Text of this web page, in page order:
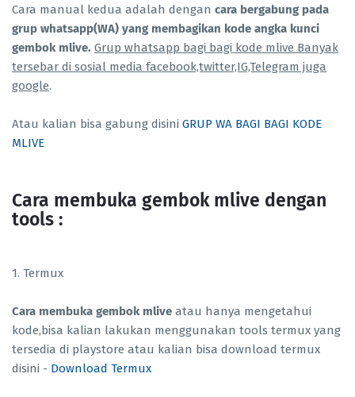
Cara manual kedua adalah dengan cara bergabung pada
grup whatsapp(WA) yang membagikan kode angka kunci
gembok mlive. Grup whatsapp bagi bagi kode mlive Banyak
tersebar di sosial media facebook,twitter,IG,Telegram juga
google.
Atau kalian bisa gabung disini GRUP WA BAGI BAGI KODE
MLIVE
Cara membuka gembok mlive dengan
tools :
1. Termux
Cara membuka gembok mlive atau hanya mengetahui
kode,bisa kalian lakukan menggunakan tools termux yang
tersedia di playstore atau kalian bisa download termux
disini - Download Termux